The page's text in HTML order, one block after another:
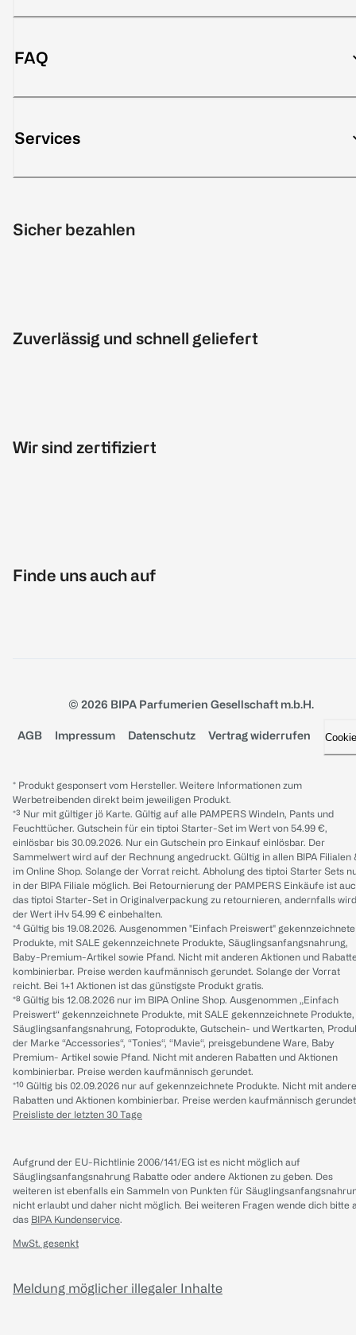
FAQ
Services
Sicher bezahlen
Zuverlässig und schnell geliefert
Wir sind zertifiziert
Finde uns auch auf
© 2026 BIPA Parfumerien Gesellschaft m.b.H.
AGB Impressum Datenschutz Vertrag widerrufen
* Produkt gesponsert vom Hersteller. Weitere Informationen zum
Werbetreibenden direkt beim jeweiligen Produkt.
*³ Nur mit gültiger jö Karte. Gültig auf alle PAMPERS Windeln, Pants und
Feuchttücher. Gutschein für ein tiptoi Starter-Set im Wert von 54.99 €,
einlösbar bis 30.09.2026. Nur ein Gutschein pro Einkauf einlösbar. Der
Sammelwert wird auf der Rechnung angedruckt. Gültig in allen BIPA Filialen
im Online Shop. Solange der Vorrat reicht. Abholung des tiptoi Starter Sets
in der BIPA Filiale möglich. Bei Retournierung der PAMPERS Einkäufe ist
das tiptoi Starter-Set in Originalverpackung zu retournieren, andernfalls wird
der Wert iHv 54.99 € einbehalten.
*⁴ Gültig bis 19.08.2026. Ausgenommen "Einfach Preiswert" gekennzeichnete
Produkte, mit SALE gekennzeichnete Produkte, Säuglingsanfangsnahrung,
Baby-Premium-Artikel sowie Pfand. Nicht mit anderen Aktionen und
kombinierbar. Preise werden kaufmännisch gerundet. Solange der Vorrat
reicht. Bei 1+1 Aktionen ist das günstigste Produkt gratis.
*⁸ Gültig bis 12.08.2026 nur im BIPA Online Shop. Ausgenommen „Einfach
Preiswert“ gekennzeichnete Produkte, mit SALE gekennzeichnete Produkte,
Säuglingsanfangsnahrung, Fotoprodukte, Gutschein- und Wertkarten,
der Marke “Accessories“, “Tonies“, “Mavie“, preisgebundene Ware, Baby
Premium- Artikel sowie Pfand. Nicht mit anderen Rabatten und Aktionen
kombinierbar. Preise werden kaufmännisch gerundet.
*¹⁰ Gültig bis 02.09.2026 nur auf gekennzeichnete Produkte. Nicht mit
Rabatten und Aktionen kombinierbar. Preise werden kaufmännisch
Preisliste der letzten 30 Tage
Aufgrund der EU-Richtlinie 2006/141/EG ist es nicht möglich auf
Säuglingsanfangsnahrung Rabatte oder andere Aktionen zu geben. Des
weiteren ist ebenfalls ein Sammeln von Punkten für
nicht erlaubt und daher nicht möglich. Bei weiteren Fragen wende dich bitte
das BIPA Kundenservice.
MwSt. gesenkt
Meldung möglicher illegaler Inhalte